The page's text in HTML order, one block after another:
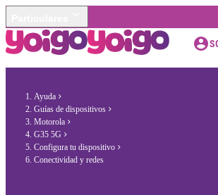
Ayuda
Guías de dispositivos
Motorola
G35 5G
Configura tu dispositivo
Conectividad y redes